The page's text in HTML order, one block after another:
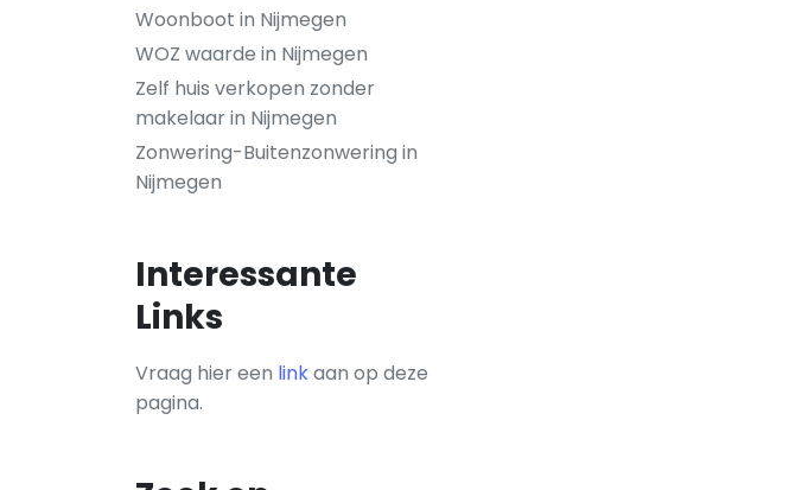
Woonboot in Nijmegen
WOZ waarde in Nijmegen
Zelf huis verkopen zonder
makelaar in Nijmegen
Zonwering-Buitenzonwering in
Nijmegen
Interessante
Links
Vraag hier een linkaan op deze
pagina.